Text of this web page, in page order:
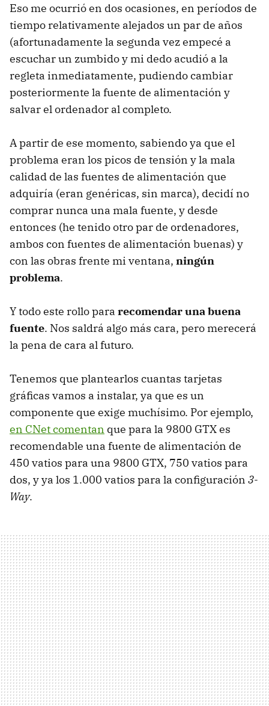
Eso me ocurrió en dos ocasiones, en períodos de
tiempo relativamente alejados un par de años
(afortunadamente la segunda vez empecé a
escuchar un zumbido y mi dedo acudió a la
regleta inmediatamente, pudiendo cambiar
posteriormente la fuente de alimentación y
salvar el ordenador al completo.
A partir de ese momento, sabiendo ya que el
problema eran los picos de tensión y la mala
calidad de las fuentes de alimentación que
adquiría (eran genéricas, sin marca), decidí no
comprar nunca una mala fuente, y desde
entonces (he tenido otro par de ordenadores,
ambos con fuentes de alimentación buenas) y
con las obras frente mi ventana, ningún
problema.
Y todo este rollo para recomendar una buena
fuente. Nos saldrá algo más cara, pero merecerá
la pena de cara al futuro.
Tenemos que plantearlos cuantas tarjetas
gráficas vamos a instalar, ya que es un
componente que exige muchísimo. Por ejemplo,
en CNet comentan que para la 9800 GTX es
recomendable una fuente de alimentación de
450 vatios para una 9800 GTX, 750 vatios para
dos, y ya los 1.000 vatios para la configuración 3-
Way.